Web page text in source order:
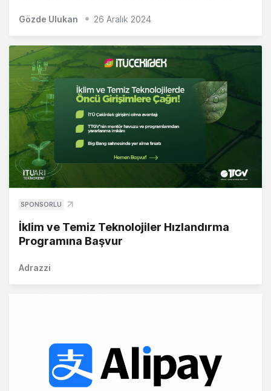
Gözde Ulukan 26 Aralık 2024
SPONSORLU
İklim ve Temiz Teknolojiler Hızlandırma
Programına Başvur
Adrazzi